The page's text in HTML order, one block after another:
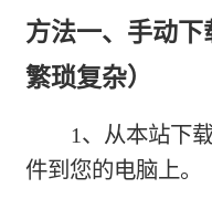
方法一、手动
繁琐复杂）
1、从本站下
件到您的电脑上。